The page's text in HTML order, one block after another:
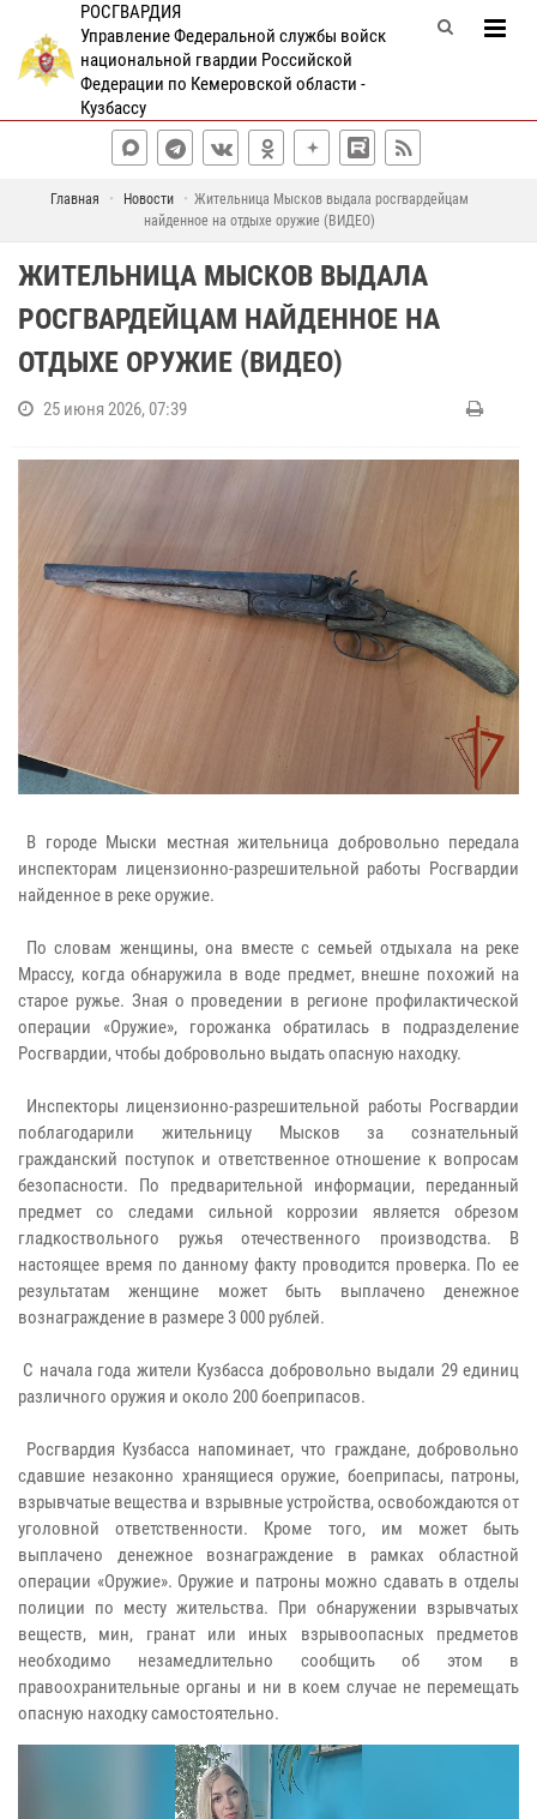
РОСГВАРДИЯ
Управление Федеральной службы войск
национальной гвардии Российской
Федерации по Кемеровской области -
Кузбассу
Главная Новости
Жительница Мысков выдала росгвардейцам
найденное на отдыхе оружие (ВИДЕО)
ЖИТЕЛЬНИЦА МЫСКОВ ВЫДАЛА
РОСГВАРДЕЙЦАМ НАЙДЕННОЕ НА
ОТДЫХЕ ОРУЖИЕ (ВИДЕО)
25 июня 2026, 07:39
В городе Мыски местная жительница добровольно передала
инспекторам лицензионно-разрешительной работы Росгвардии
найденное в реке оружие.
По словам женщины, она вместе с семьей отдыхала на реке
Мрассу, когда обнаружила в воде предмет, внешне похожий на
старое ружье. Зная о проведении в регионе профилактической
операции «Оружие», горожанка обратилась в подразделение
Росгвардии, чтобы добровольно выдать опасную находку.
Инспекторы лицензионно-разрешительной работы Росгвардии
поблагодарили жительницу Мысков за сознательный
гражданский поступок и ответственное отношение к вопросам
безопасности. По предварительной информации, переданный
предмет со следами сильной коррозии является обрезом
гладкоствольного ружья отечественного производства. В
настоящее время по данному факту проводится проверка. По ее
результатам женщине может быть выплачено денежное
вознаграждение в размере 3 000 рублей.
С начала года жители Кузбасса добровольно выдали 29 единиц
различного оружия и около 200 боеприпасов.
Росгвардия Кузбасса напоминает, что граждане, добровольно
сдавшие незаконно хранящиеся оружие, боеприпасы, патроны,
взрывчатые вещества и взрывные устройства, освобождаются от
уголовной ответственности. Кроме того, им может быть
выплачено денежное вознаграждение в рамках областной
операции «Оружие». Оружие и патроны можно сдавать в отделы
полиции по месту жительства. При обнаружении взрывчатых
веществ, мин, гранат или иных взрывоопасных предметов
необходимо незамедлительно сообщить об этом в
правоохранительные органы и ни в коем случае не перемещать
опасную находку самостоятельно.